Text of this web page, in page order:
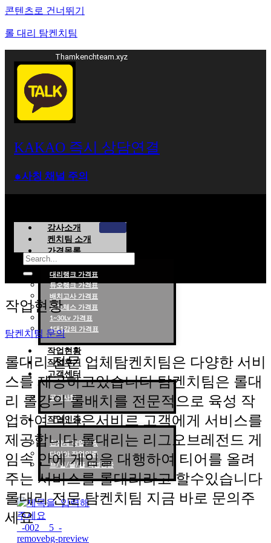
콘텐츠로 건너뛰기
롤 대리 탐켄치팀
Thamkenchteam.xyz
KAKAO 즉시 상담연결
⁕사칭 채널 주의
강사소개
켄치팀 소개
가격목록
대리랭크 가격표
듀오랭크 가격표
배치고사 가격표
롤토체스 가격표
1~30Lv 가격표
1대1강의 가격표
작업현황
작업후기
고객센터
공지사항
작업인증
천상계 작업인증
다이아 작업인증
브/실/골/플 작업인증
작업현황
탐켄치팀 문의
롤대리 전문 업체탐켄치팀은 다양한 서비
스를 제공하고있습니다 탐켄치팀은 롤대
리 롤강의 롤배치를 전문적으로 육성 작
업하여 더나은서비르 고객에게 서비스를
제공합니다 롤대리는 리그오브레전드 게
임속 안에 게임을 대행하여 티어를 올려
주는 서비스를 롤대리라고 할수있습니다
롤대리 전문 탐켄치팀 지금 바로 문의주
세요